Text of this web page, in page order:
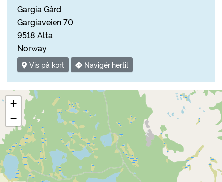
Gargia Gård
Gargiaveien 70
9518 Alta
Norway
Vis på kort Navigér hertil
+
−